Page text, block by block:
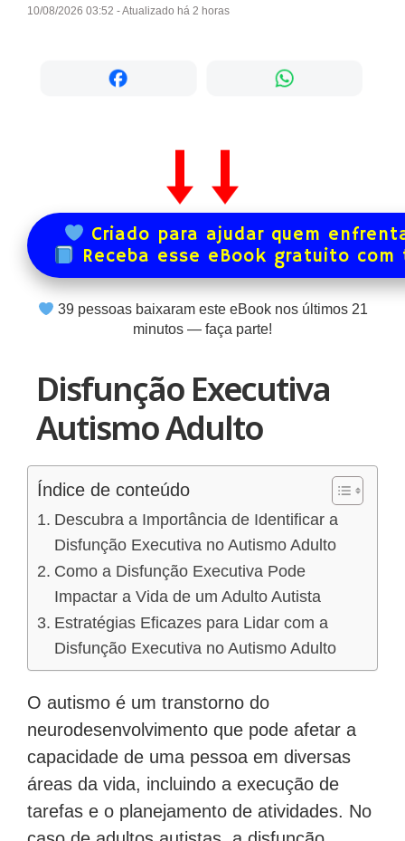
10/08/2026 03:52 - Atualizado há 2 horas
Criado para ajudar quem
Receba esse eBook gratuito
40 pessoas baixaram este eBook nos últimos21
minutos — faça parte!
Disfunção Executiva
Autismo Adulto
Índice de conteúdo
Descubra a Importância de Identificar a
Disfunção Executiva no Autismo Adulto
Como a Disfunção Executiva Pode
Impactar a Vida de um Adulto Autista
Estratégias Eficazes para Lidar com a
Disfunção Executiva no Autismo Adulto
O autismo é um transtorno do
neurodesenvolvimento que pode afetar a
capacidade de uma pessoa em diversas
áreas da vida, incluindo a execução de
tarefas e o planejamento de atividades. No